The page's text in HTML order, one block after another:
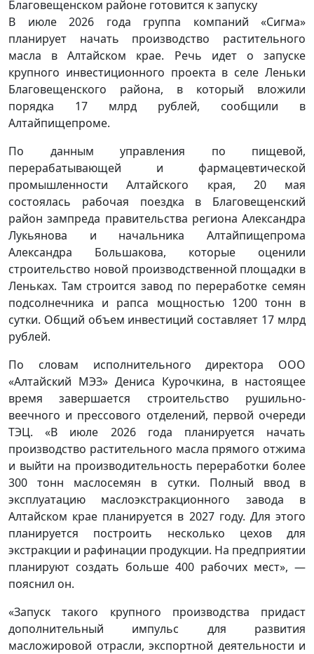
В июле 2026 года группа компаний «Сигма»
планирует начать производство растительного
масла в Алтайском крае. Речь идет о запуске
крупного инвестиционного проекта в селе Леньки
Благовещенского района, в который вложили
порядка 17 млрд рублей, сообщили в
Алтайпищепроме.
По данным управления по пищевой,
перерабатывающей и фармацевтической
промышленности Алтайского края, 20 мая
состоялась рабочая поездка в Благовещенский
район зампреда правительства региона Александра
Лукьянова и начальника Алтайпищепрома
Александра Большакова, которые оценили
строительство новой производственной площадки в
Леньках. Там строится завод по переработке семян
подсолнечника и рапса мощностью 1200 тонн в
сутки. Общий объем инвестиций составляет 17 млрд
рублей.
По словам исполнительного директора ООО
«Алтайский МЭЗ» Дениса Курочкина, в настоящее
время завершается строительство рушильно-
веечного и прессового отделений, первой очереди
ТЭЦ. «В июле 2026 года планируется начать
производство растительного масла прямого отжима
и выйти на производительность переработки более
300 тонн маслосемян в сутки. Полный ввод в
эксплуатацию маслоэкстракционного завода в
Алтайском крае планируется в 2027 году. Для этого
планируется построить несколько цехов для
экстракции и рафинации продукции. На предприятии
планируют создать больше 400 рабочих мест», —
пояснил он.
«Запуск такого крупного производства придаст
дополнительный импульс для развития
масложировой отрасли, экспортной деятельности и